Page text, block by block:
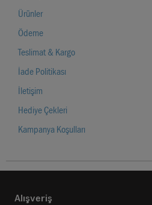
Ürünler
Ödeme
Teslimat & Kargo
İade Politikası
İletişim
Hediye Çekleri
Kampanya Koşulları
Alışveriş